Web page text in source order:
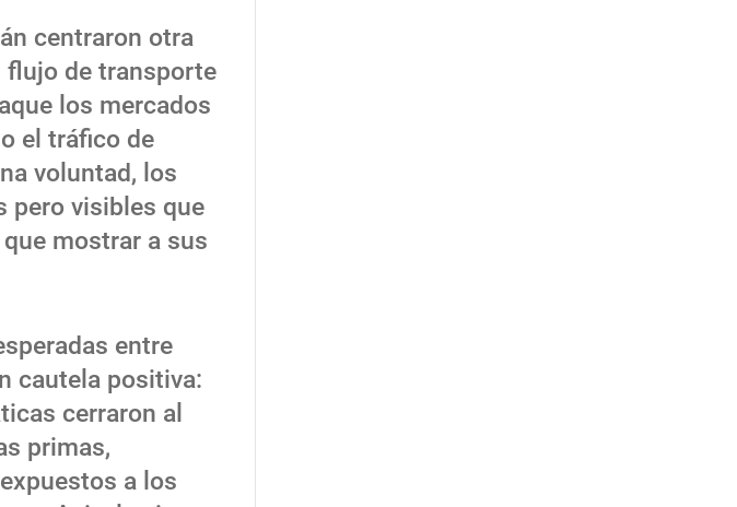
centraron otra
flujo de transporte
los mercados
el tráfico de
voluntad, los
pero visibles que
mostrar a sus
entre
cautela positiva:
cerraron al
primas,
a los